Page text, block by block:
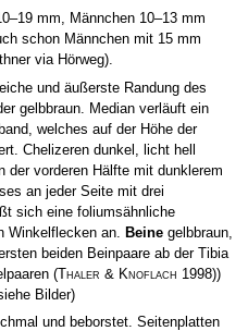
mm, Männchen 10–13 mm
schon Männchen mit 15 mm
via Hörweg).
und äußerste Randung des
gelbbraun. Median verläuft ein
welches auf der Höhe der
Chelizeren dunkel, licht hell
der vorderen Hälfte mit dunklerem
an jeder Seite mit drei
sich eine foliumsähnliche
Winkelflecken an.
Beinegelbbraun,
beiden Beinpaare ab der Tibia
(Thaler & Knoflach 1998))
Bilder)
und beborstet. Seitenplatten